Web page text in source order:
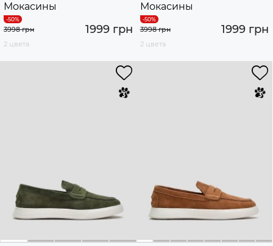
Мокасины
1999 грн
3998 грн
2 цвета
Мокасины
1999 грн
3998 грн
2 цвета